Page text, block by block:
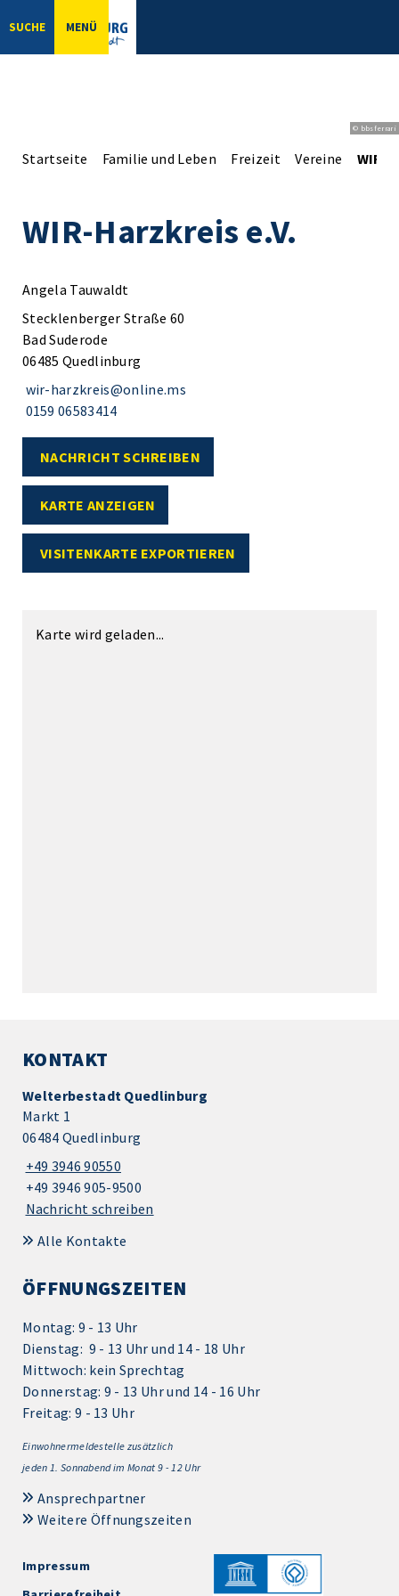
SUCHE MENÜ
© bbsferrari
Startseite Familie und Leben Freizeit Vereine WIR-
WIR-Harzkreis e.V.
Angela Tauwaldt
Stecklenberger Straße 60
Bad Suderode
06485 Quedlinburg
wir-harzkreis@online.ms
0159 06583414
NACHRICHT SCHREIBEN
KARTE ANZEIGEN
VISITENKARTE EXPORTIEREN
Karte wird geladen...
KONTAKT
Welterbestadt Quedlinburg
Markt 1
06484 Quedlinburg
+49 3946 90550
+49 3946 905-9500
Nachricht schreiben
Alle Kontakte
ÖFFNUNGSZEITEN
Montag: 9 - 13 Uhr
Dienstag: 9 - 13 Uhr und 14 - 18 Uhr
Mittwoch: kein Sprechtag
Donnerstag: 9 - 13 Uhr und 14 - 16 Uhr
Freitag: 9 - 13 Uhr
Einwohnermeldestelle zusätzlich
jeden 1. Sonnabend im Monat 9 - 12 Uhr
Ansprechpartner
Weitere Öffnungszeiten
Impressum